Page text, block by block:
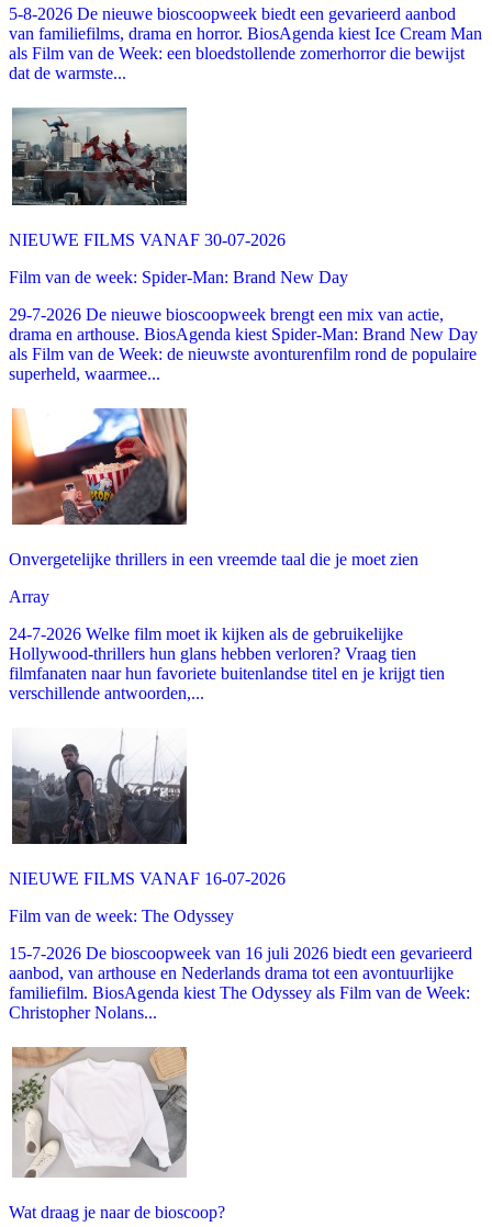
5-8-2026 De nieuwe bioscoopweek biedt een gevarieerd aanbod
van familiefilms, drama en horror. BiosAgenda kiest Ice Cream Man
als Film van de Week: een bloedstollende zomerhorror die bewijst
dat de warmste...
NIEUWE FILMS VANAF 30-07-2026
Film van de week: Spider-Man: Brand New Day
29-7-2026 De nieuwe bioscoopweek brengt een mix van actie,
drama en arthouse. BiosAgenda kiest Spider-Man: Brand New Day
als Film van de Week: de nieuwste avonturenfilm rond de populaire
superheld, waarmee...
Onvergetelijke thrillers in een vreemde taal die je moet zien
Array
24-7-2026 Welke film moet ik kijken als de gebruikelijke
Hollywood-thrillers hun glans hebben verloren? Vraag tien
filmfanaten naar hun favoriete buitenlandse titel en je krijgt tien
verschillende antwoorden,...
NIEUWE FILMS VANAF 16-07-2026
Film van de week: The Odyssey
15-7-2026 De bioscoopweek van 16 juli 2026 biedt een gevarieerd
aanbod, van arthouse en Nederlands drama tot een avontuurlijke
familiefilm. BiosAgenda kiest The Odyssey als Film van de Week:
Christopher Nolans...
Wat draag je naar de bioscoop?